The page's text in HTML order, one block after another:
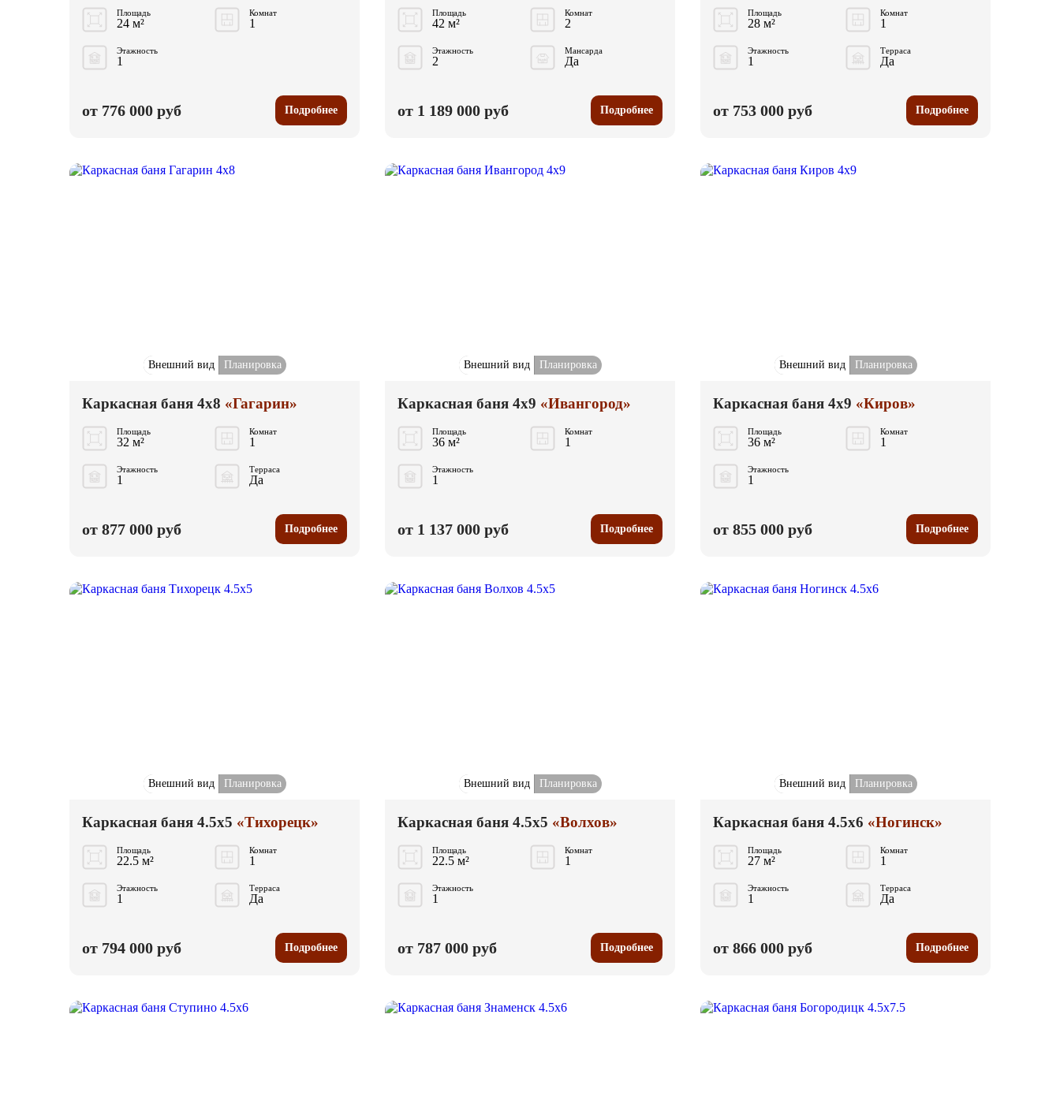
Площадь
24 м²
Комнат
1
Этажность
1
от 776 000 руб Подробнее
Площадь
42 м²
Комнат
2
Этажность
2
Мансарда
Да
от 1 189 000 руб Подробнее
Площадь
28 м²
Комнат
1
Этажность
1
Терраса
Да
от 753 000 руб Подробнее
Внешний вид Планировка
Каркасная баня 4x8 «Гагарин»
Площадь
32 м²
Комнат
1
Этажность
1
Терраса
Да
от 877 000 руб Подробнее
Внешний вид Планировка
Каркасная баня 4x9 «Ивангород»
Площадь
36 м²
Комнат
1
Этажность
1
от 1 137 000 руб Подробнее
Внешний вид Планировка
Каркасная баня 4x9 «Киров»
Площадь
36 м²
Комнат
1
Этажность
1
от 855 000 руб Подробнее
Внешний вид Планировка
Каркасная баня 4.5x5 «Тихорецк»
Площадь
22.5 м²
Комнат
1
Этажность
1
Терраса
Да
от 794 000 руб Подробнее
Внешний вид Планировка
Каркасная баня 4.5x5 «Волхов»
Площадь
22.5 м²
Комнат
1
Этажность
1
от 787 000 руб Подробнее
Внешний вид Планировка
Каркасная баня 4.5x6 «Ногинск»
Площадь
27 м²
Комнат
1
Этажность
1
Терраса
Да
от 866 000 руб Подробнее